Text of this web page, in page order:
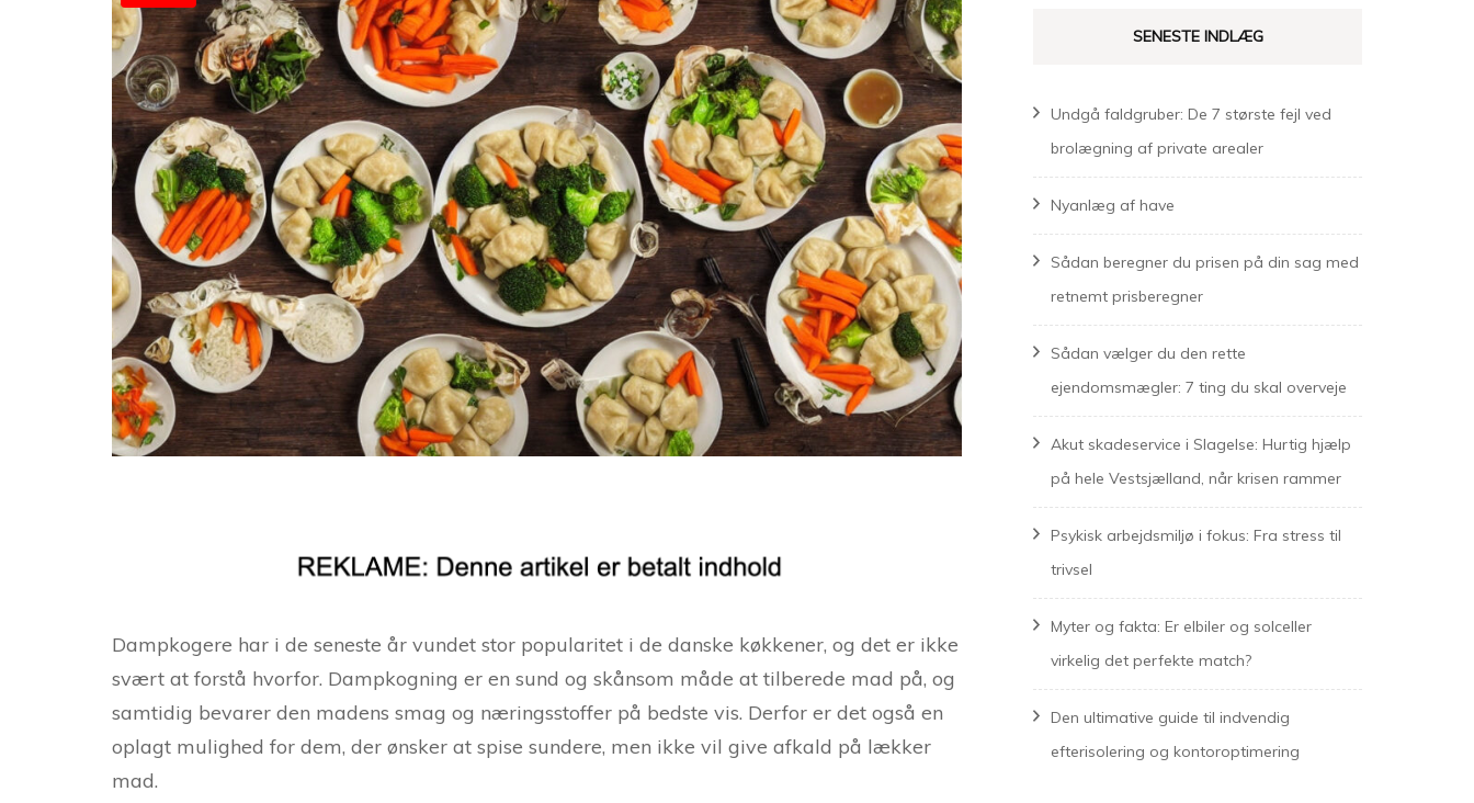
Dampkogere har i de seneste år vundet stor popularitet i de danske køkkener, og det er ikke
svært at forstå hvorfor. Dampkogning er en sund og skånsom måde at tilberede mad på, og
samtidig bevarer den madens smag og næringsstoffer på bedste vis. Derfor er det også en
oplagt mulighed for dem, der ønsker at spise sundere, men ikke vil give afkald på lækker
mad.
SENESTE INDLÆG
Undgå faldgruber: De 7 største fejl ved
brolægning af private arealer
Nyanlæg af have
Sådan beregner du prisen på din sag med
retnemt prisberegner
Sådan vælger du den rette
ejendomsmægler: 7 ting du skal overveje
Akut skadeservice i Slagelse: Hurtig hjælp
på hele Vestsjælland, når krisen rammer
Psykisk arbejdsmiljø i fokus: Fra stress til
trivsel
Myter og fakta: Er elbiler og solceller
virkelig det perfekte match?
Den ultimative guide til indvendig
efterisolering og kontoroptimering